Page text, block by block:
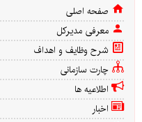
صفحه اصلی
معرفی مدیرکل
شرح وظایف و اهداف
چارت سازمانی
اطلاعیه ها
اخبار